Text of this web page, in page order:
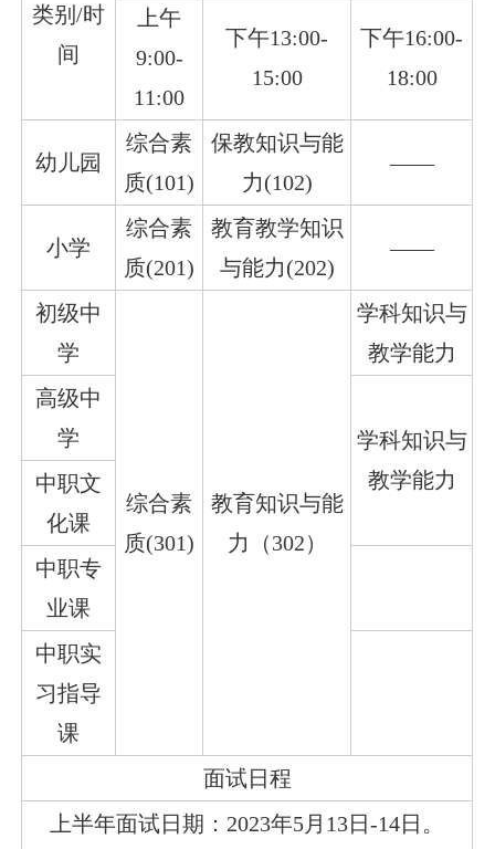
类别/时
间
上午
9:00-
11:00
下午13:00-
15:00
下午16:00-
18:00
幼儿园
综合素
质(101)
保教知识与能
力(102)
——
小学
综合素
质(201)
教育教学知识
与能力(202)
——
初级中
学
综合素
质(301)
教育知识与能
力（302）
学科知识与
教学能力
高级中
学
学科知识与
教学能力
中职文
化课
中职专
业课
中职实
习指导
课
面试日程
上半年面试日期：2023年5月13日-14日。